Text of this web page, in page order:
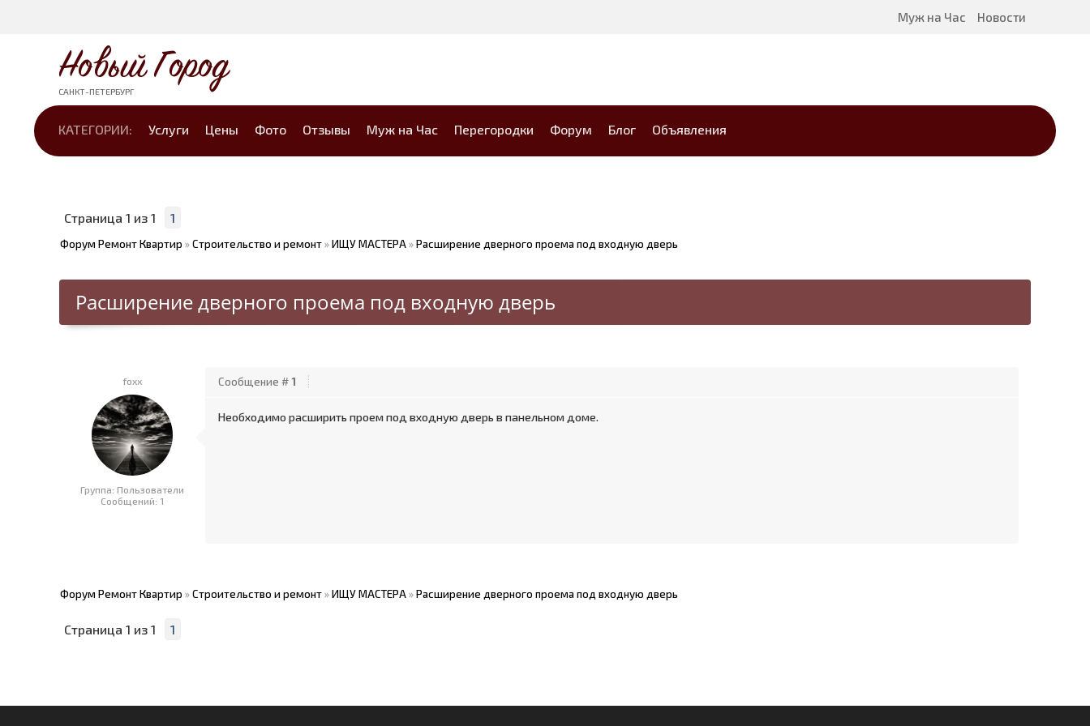
Муж на Час Новости
Новый Город
САНКТ-ПЕТЕРБУРГ
КАТЕГОРИИ: Услуги Цены Фото Отзывы Муж на Час Перегородки Форум Блог Объявления
Страница 1 из 1 1
Форум Ремонт Квартир »Строительство и ремонт»ИЩУ МАСТЕРА»Расширение дверного проема под входную дверь
Расширение дверного проема под входную дверь
foxx
Группа: Пользователи
Сообщений: 1
Сообщение #1
Необходимо расширить проем под входную дверь в панельном доме.
Форум Ремонт Квартир »Строительство и ремонт»ИЩУ МАСТЕРА»Расширение дверного проема под входную дверь
Страница 1 из 1 1